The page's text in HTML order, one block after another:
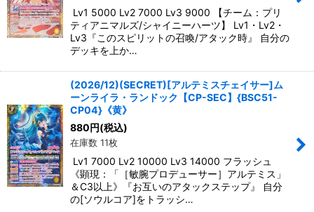
Lv1 5000 Lv2 7000 Lv3 9000 【チーム：プリ
ティアニマルズ/シャイニーハーツ】 Lv1・Lv2・
Lv3『このスピリットの召喚/アタック時』 自分の
デッキを上か…
(2026/12)(SECRET)[アルテミスチェイサー]ム
ーンライラ・ランドック【CP-SEC】{BSC51-
CP04}《黄》
880円(税込)
在庫数 11枚
Lv1 7000 Lv2 10000 Lv3 14000 フラッシュ
《顕現：「［敏腕プロデューサー］アルテミス」
＆C3以上》『お互いのアタックステップ』 自分
の[ソウルコア]をトラッシ…